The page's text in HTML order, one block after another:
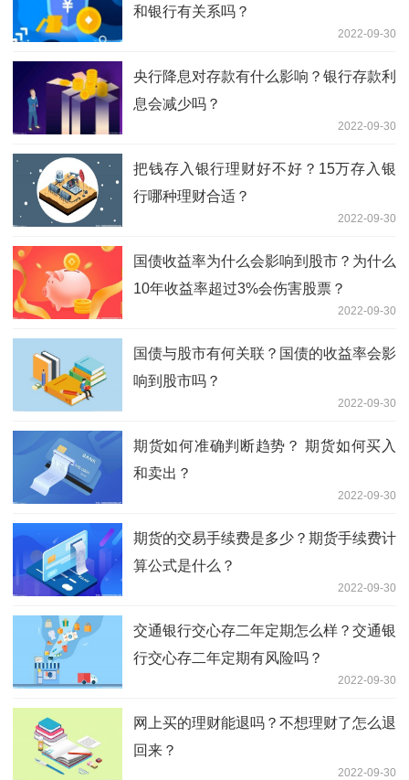
和银行有关系吗？
2022-09-30
央行降息对存款有什么影响？银行存款利
息会减少吗？
2022-09-30
把钱存入银行理财好不好？15万存入银
行哪种理财合适？
2022-09-30
国债收益率为什么会影响到股市？为什么
10年收益率超过3%会伤害股票？
2022-09-30
国债与股市有何关联？国债的收益率会影
响到股市吗？
2022-09-30
期货如何准确判断趋势？ 期货如何买入
和卖出？
2022-09-30
期货的交易手续费是多少？期货手续费计
算公式是什么？
2022-09-30
交通银行交心存二年定期怎么样？交通银
行交心存二年定期有风险吗？
2022-09-30
网上买的理财能退吗？不想理财了怎么退
回来？
2022-09-30